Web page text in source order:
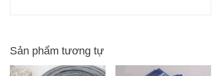
Sản phẩm tương tự